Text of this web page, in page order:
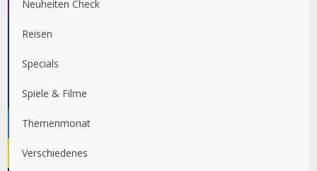
Neuheiten Check
Reisen
Specials
Spiele & Filme
Themenmonat
Verschiedenes